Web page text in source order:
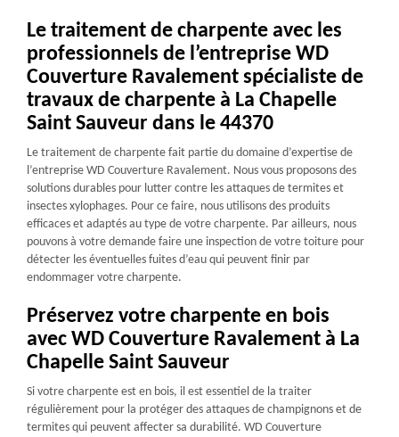
Le traitement de charpente avec les
professionnels de l’entreprise WD
Couverture Ravalement spécialiste de
travaux de charpente à La Chapelle
Saint Sauveur dans le 44370
Le traitement de charpente fait partie du domaine d’expertise de
l’entreprise WD Couverture Ravalement. Nous vous proposons des
solutions durables pour lutter contre les attaques de termites et
insectes xylophages. Pour ce faire, nous utilisons des produits
efficaces et adaptés au type de votre charpente. Par ailleurs, nous
pouvons à votre demande faire une inspection de votre toiture pour
détecter les éventuelles fuites d’eau qui peuvent finir par
endommager votre charpente.
Préservez votre charpente en bois
avec WD Couverture Ravalement à La
Chapelle Saint Sauveur
Si votre charpente est en bois, il est essentiel de la traiter
régulièrement pour la protéger des attaques de champignons et de
termites qui peuvent affecter sa durabilité. WD Couverture